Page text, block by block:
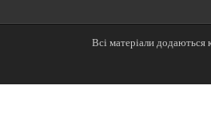
Всі матеріали додаються